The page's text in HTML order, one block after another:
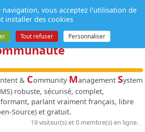
:Gestion de
et de
& Community Management System
robuste, sécurisé, complet,
parlant vraiment français, libre
Source) et gratuit.
19 visiteur(s) et 0 membre(s) en ligne.
cookies
vous acceptez l'utilisation de
installer des cookies
Tout refuser Personnaliser